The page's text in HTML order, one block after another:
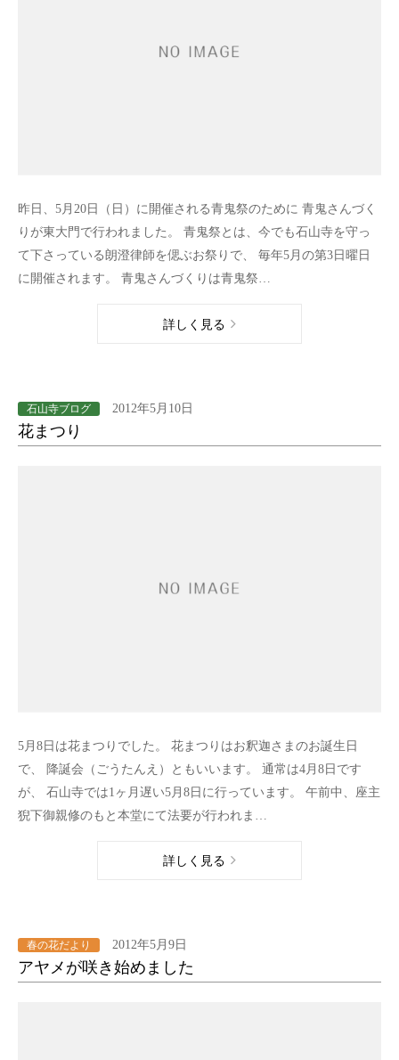
昨日、5月20日（日）に開催される青鬼祭のために 青鬼さんづく
りが東大門で行われました。 青鬼祭とは、今でも石山寺を守っ
て下さっている朗澄律師を偲ぶお祭りで、 毎年5月の第3日曜日
に開催されます。 青鬼さんづくりは青鬼祭…
詳しく見る
石山寺ブログ 2012年5月10日
花まつり
5月8日は花まつりでした。 花まつりはお釈迦さまのお誕生日
で、 降誕会（ごうたんえ）ともいいます。 通常は4月8日です
が、 石山寺では1ヶ月遅い5月8日に行っています。 午前中、座主
猊下御親修のもと本堂にて法要が行われま…
詳しく見る
春の花だより 2012年5月9日
アヤメが咲き始めました